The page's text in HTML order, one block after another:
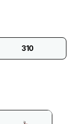
310